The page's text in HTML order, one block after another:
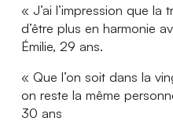
« J’ai l’impression que la
d’être plus en harmonie
Émilie, 29 ans.
« Que l’on soit dans la
on reste la même
30 ans